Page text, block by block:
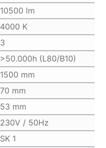
10500 lm
4000 K
3
>50.000h (L80/B10)
1500 mm
70 mm
53 mm
230V / 50Hz
SK 1